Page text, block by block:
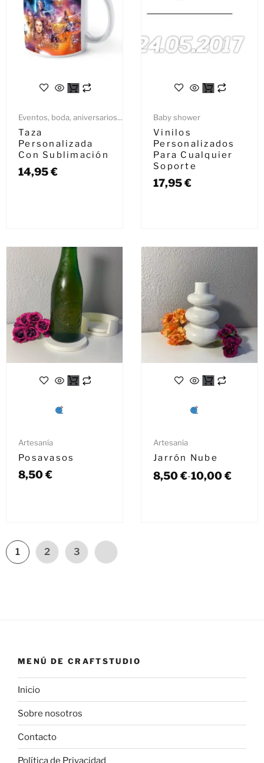
Eventos, boda, aniversarios...
Taza
Personalizada
Con Sublimación
14,95€
Baby shower
Vinilos
Personalizados
Para Cualquier
Soporte
17,95€
Artesanía
Posavasos
8,50€
Artesanía
Jarrón Nube
8,50€-10,00€
1 2 3
MENÚ DE CRAFTSTUDIO
Inicio
Sobre nosotros
Contacto
Política de Privacidad